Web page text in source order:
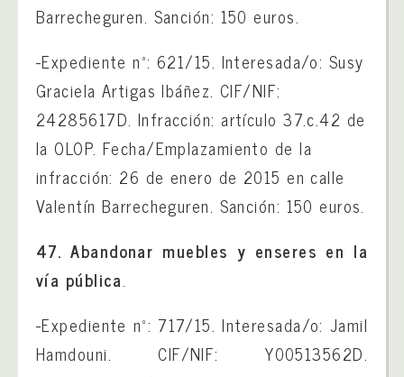
Barrecheguren. Sanción: 150 euros.
-Expediente nº: 621/15. Interesada/o: Susy
Graciela Artigas Ibáñez. CIF/NIF:
24285617D. Infracción: artículo 37.c.42 de
la OLOP. Fecha/Emplazamiento de la
infracción: 26 de enero de 2015 en calle
Valentín Barrecheguren. Sanción: 150 euros.
47. Abandonar muebles y enseres en la
vía pública.
-Expediente nº: 717/15. Interesada/o: Jamil
Hamdouni. CIF/NIF: Y00513562D.